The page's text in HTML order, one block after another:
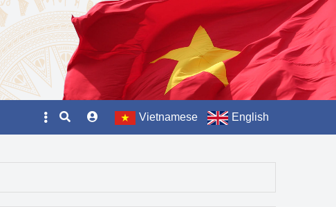
Vietnamese English